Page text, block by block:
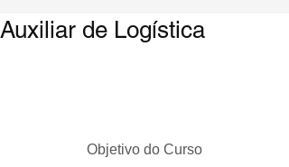
Auxiliar de Logística
Objetivo do Curso